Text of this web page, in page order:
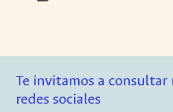
Te invitamos a consultar
redes sociales